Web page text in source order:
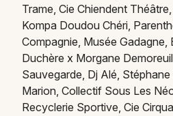
Trame, Cie Chiendent
Kompa Doudou Chéri,
Compagnie, Musée Gadagne,
Duchère x Morgane
Sauvegarde, Dj Alé,
Marion, Collectif Sous Les
Recyclerie Sportive, Cie